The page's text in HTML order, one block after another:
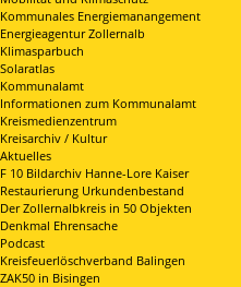
Kommunales Energiemanangement
Energieagentur Zollernalb
Klimasparbuch
Solaratlas
Kommunalamt
Informationen zum Kommunalamt
Kreismedienzentrum
Kreisarchiv / Kultur
Aktuelles
F 10 Bildarchiv Hanne-Lore Kaiser
Restaurierung Urkundenbestand
Der Zollernalbkreis in 50 Objekten
Denkmal Ehrensache
Podcast
Kreisfeuerlöschverband Balingen
ZAK50 in Bisingen